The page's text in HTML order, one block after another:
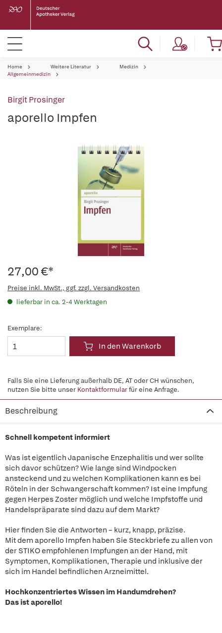
Home Weitere Literatur
Medizin
Allgemeinmedizin
Birgit Prosinger
aporello Impfen
27,00 €*
Preise inkl. MwSt., ggf. zzgl. Versandkosten
lieferbar in ca. 2-4 Werktagen
Exemplare:
In den Warenkorb
Falls Sie eine Lieferung außerhalb DE, AT oder CH wünschen,
nutzen Sie bitte unser Kontaktformularfür eine Anfrage.
Beschreibung
Schnell kompetent informiert
Was ist eigentlich Japanische Enzephalitis und wer sollte
sich davor schützen? Wie lange sind Windpocken
ansteckend und zu welchen Komplikationen kann es bei
Röteln in der Schwangerschaft kommen? Ist eine Impfung
gegen Herpes Zoster möglich und welche Impfstoffe und
Handelspräparate sind dazu auf dem Markt?
Hier finden Sie die Antworten – kurz, knapp, präzise.
Mit dem aporello Impfen haben Sie Steckbriefe zu allen von
der STIKO empfohlenen Impfungen an der Hand, mit
Symptomen, Komplikationen, Therapie und inklusive der
sich im Handel befindlichen Arzneimittel.
Hochkonzentriertes Wissen im Handumdrehen?
Das ist aporello!